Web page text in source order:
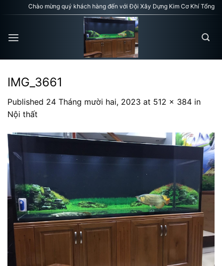
Chào mừng quý khách hàng đến với Đội Xây Dựng Kim Cơ Khí Tổng
IMG_3661
Published 24 Tháng mười hai, 2023 at 512 × 384 in
Nội thất